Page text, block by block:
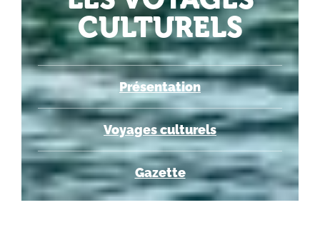
CULTURELS
Présentation
Voyages culturels
Gazette